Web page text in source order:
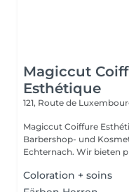
Magiccut
Esthétique
121, Route de
Magiccut Coiffure
Barbershop- und
Echternach. Wir bieten
Coloration + soins